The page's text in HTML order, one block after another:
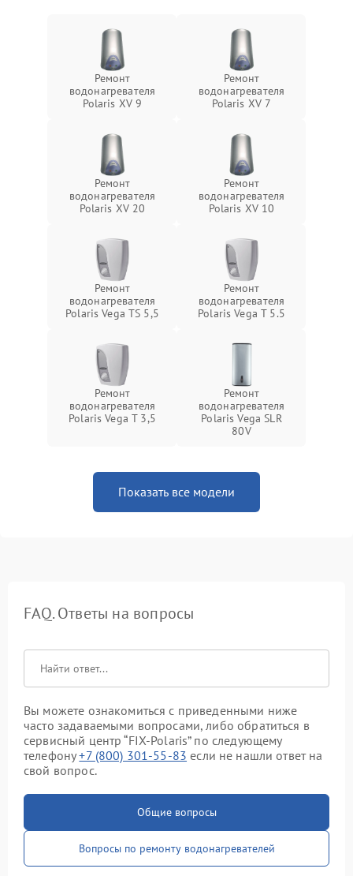
Ремонт
водонагревателя
Polaris XV 9
Ремонт
водонагревателя
Polaris XV 7
Ремонт
водонагревателя
Polaris XV 20
Ремонт
водонагревателя
Polaris XV 10
Ремонт
водонагревателя
Polaris Vega TS 5,5
Ремонт
водонагревателя
Polaris Vega T 5.5
Ремонт
водонагревателя
Polaris Vega T 3,5
Ремонт
водонагревателя
Polaris Vega SLR
80V
Показать все модели
FAQ. Ответы на вопросы
Вы можете ознакомиться с приведенными ниже
часто задаваемыми вопросами, либо обратиться в
сервисный центр “FIX-Polaris” по следующему
телефону+7 (800) 301-55-83 если не нашли ответ на
свой вопрос.
Общие вопросы
Вопросы по ремонту водонагревателей